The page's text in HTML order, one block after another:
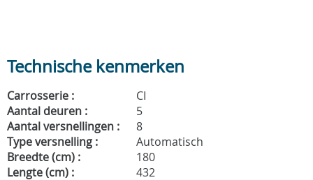
Technische kenmerken
Carrosserie :
CI
Aantal deuren :
5
Aantal versnellingen :
8
Type versnelling :
Automatisch
Breedte (cm) :
180
Lengte (cm) :
432